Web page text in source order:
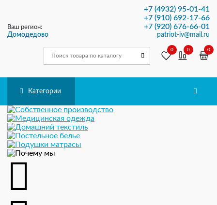
Ваш регион:
Домодедово
+7 (4932) 95-01-41
+7 (910) 692-17-66
+7 (920) 676-66-01
patriot-iv@mail.ru
0 0 0
Категории